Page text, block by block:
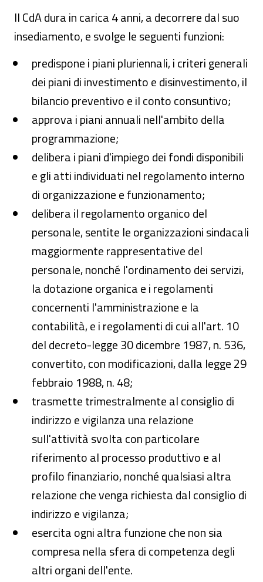
Il CdA dura in carica 4 anni, a decorrere dal suo
insediamento, e svolge le seguenti funzioni:
predispone i piani pluriennali, i criteri generali
dei piani di investimento e disinvestimento, il
bilancio preventivo e il conto consuntivo;
approva i piani annuali nell'ambito della
programmazione;
delibera i piani d'impiego dei fondi disponibili
e gli atti individuati nel regolamento interno
di organizzazione e funzionamento;
delibera il regolamento organico del
personale, sentite le organizzazioni sindacali
maggiormente rappresentative del
personale, nonché l'ordinamento dei servizi,
la dotazione organica e i regolamenti
concernenti l'amministrazione e la
contabilità, e i regolamenti di cui all'art. 10
del decreto-legge 30 dicembre 1987, n. 536,
convertito, con modificazioni, dalla legge 29
febbraio 1988, n. 48;
trasmette trimestralmente al consiglio di
indirizzo e vigilanza una relazione
sull'attività svolta con particolare
riferimento al processo produttivo e al
profilo finanziario, nonché qualsiasi altra
relazione che venga richiesta dal consiglio di
indirizzo e vigilanza;
esercita ogni altra funzione che non sia
compresa nella sfera di competenza degli
altri organi dell'ente.